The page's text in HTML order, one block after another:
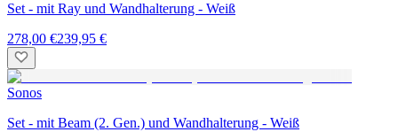
Set - mit Ray und Wandhalterung - Weiß
278,00 €239,95 €
Sonos
Set - mit Beam (2. Gen.) und Wandhalterung - Weiß